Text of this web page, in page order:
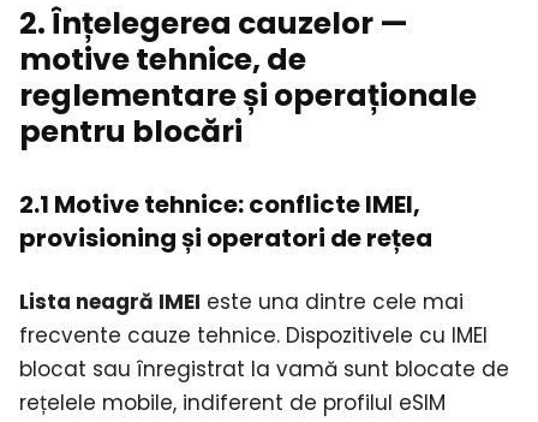
2. Înțelegerea cauzelor —
motive tehnice, de
reglementare și operaționale
pentru blocări
2.1 Motive tehnice: conflicte IMEI,
provisioning și operatori de rețea
Lista neagră IMEI este una dintre cele mai
frecvente cauze tehnice. Dispozitivele cu IMEI
blocat sau înregistrat la vamă sunt blocate de
rețelele mobile, indiferent de profilul eSIM